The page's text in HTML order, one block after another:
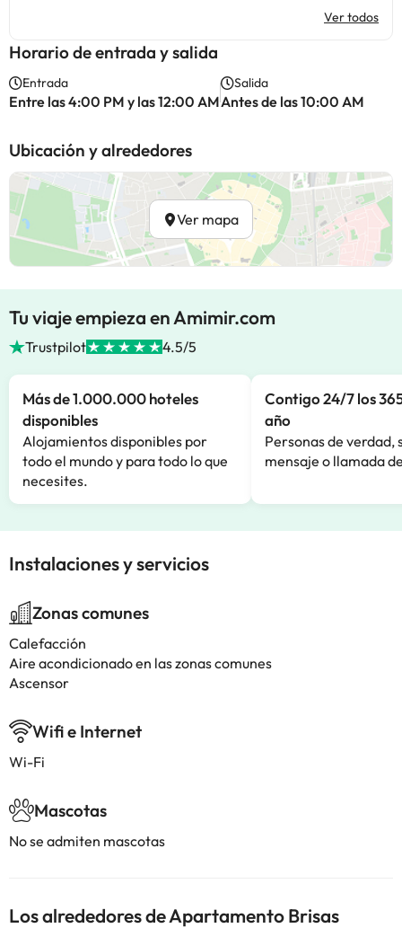
Ver todos
Horario de entrada y salida
Entrada
Entre las 4:00 PM y las 12:00 AM
Salida
Antes de las 10:00 AM
Ubicación y alrededores
Ver mapa
Tu viaje empieza en Amimir.com
Trustpilot 4.5/5
Más de 1.000.000 hoteles
disponibles
Alojamientos disponibles por
todo el mundo y para todo lo que
necesites.
Contigo 24/7 los
año
Personas de verdad,
mensaje o llamada
Instalaciones y servicios
Zonas comunes
Calefacción
Aire acondicionado en las zonas comunes
Ascensor
Wifi e Internet
Wi-Fi
Mascotas
No se admiten mascotas
Los alrededores de Apartamento Brisas